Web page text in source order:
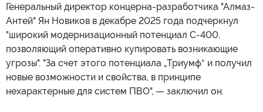
Генеральный директор концерна-разработчика "Алмаз-
Антей" Ян Новиков в декабре 2025 года подчеркнул
"широкий модернизационный потенциал С-400,
позволяющий оперативно купировать возникающие
угрозы". "За счет этого потенциала „Триумф“ и получил
новые возможности и свойства, в принципе
нехарактерные для систем ПВО", — заключил он.